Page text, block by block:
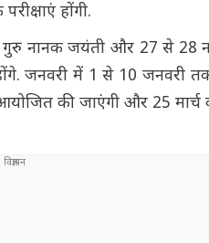
होंगी.
नानक जयंती और 27 से 28
जनवरी में 1 से 10 जनवरी
की जाएंगी और 25